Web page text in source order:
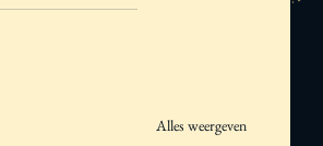
Alles weergeven